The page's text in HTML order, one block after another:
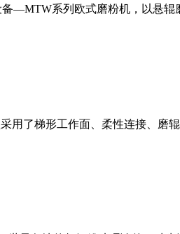
—MTW系列欧式磨粉机，以悬辊
用了梯形工作面、柔性连接、磨